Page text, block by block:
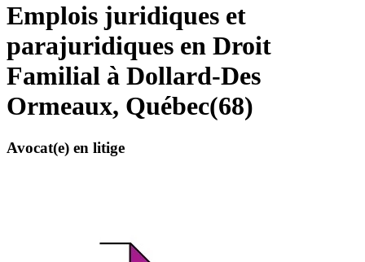
Emplois juridiques et
parajuridiques en Droit
Familial à Dollard-Des
Ormeaux, Québec(68)
Avocat(e) en litige